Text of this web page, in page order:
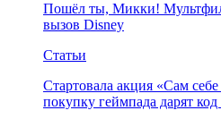
Пошёл ты, Микки!
вызов Disney
Статьи
Стартовала акция «Сам
покупку геймпада дарят